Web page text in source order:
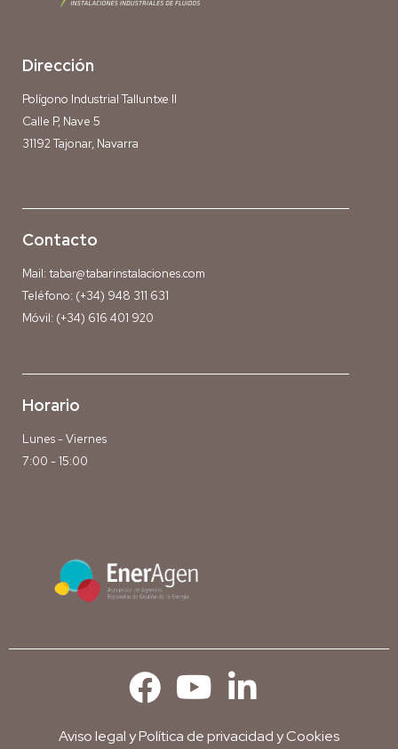
Dirección
Polígono Industrial Talluntxe II
Calle P, Nave 5
31192 Tajonar, Navarra
Contacto
Mail: tabar@tabarinstalaciones.com
Teléfono: (+34) 948 311 631
Móvil: (+34) 616 401 920
Horario
Lunes - Viernes
7:00 - 15:00
Aviso legalyPolítica de privacidad y Cookies